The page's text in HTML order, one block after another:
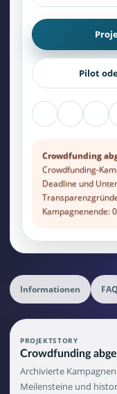
Pilot
Crowdfunding
Crowdfunding-
Deadline und
Kampagnenende:
Informationen FAQ
PROJEKTSTORY
Crowdfunding
Archivierte
Meilensteine und